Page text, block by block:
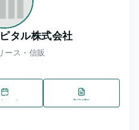
タル株式会社
ース・信販
ント 記事